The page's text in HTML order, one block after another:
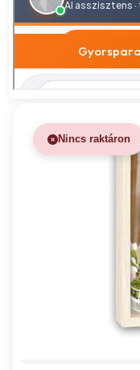
Nincs raktáron